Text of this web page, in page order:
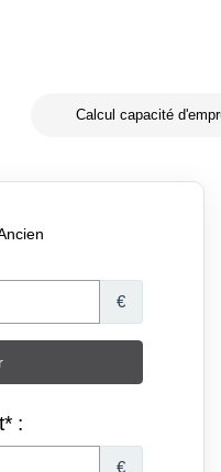
Calcul capacité